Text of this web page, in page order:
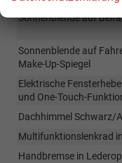
Sonnenblende auf
Sonnenblende auf
Make-Up-Spiegel
Elektrische
und One-Touch-
Dachhimmel Schwarz/
Multifunktionslenkrad
Handbremse in